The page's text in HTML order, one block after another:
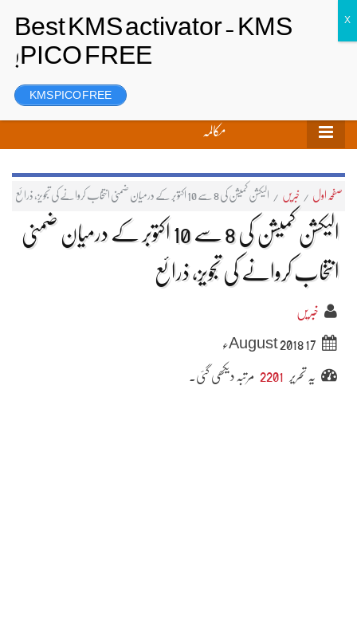
رجسٹر
مکالمہ
صفحہ اول / خبریں / الیکشن کمیشن کی 8 سے 10 اکتوبر کے درمیان ضمنی انتخاب کروانے کی تجویز، ذرائع
الیکشن کمیشن کی 8 سے 10 اکتوبر کے درمیان ضمنی
انتخاب کروانے کی تجویز، ذرائع
خبریں
17 August 2018ء
یہ تحریر 2201 مرتبہ دیکھی گئی۔
KMS PICO FREE